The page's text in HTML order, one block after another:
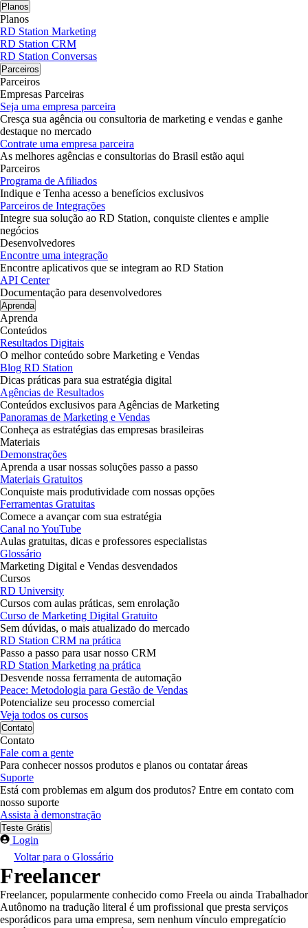
Planos
Planos
RD Station Marketing
RD Station CRM
RD Station Conversas
Parceiros
Parceiros
Empresas Parceiras
Seja uma empresa parceira
Cresça sua agência ou consultoria de marketing e vendas e ganhe
destaque no mercado
Contrate uma empresa parceira
As melhores agências e consultorias do Brasil estão aqui
Parceiros
Programa de Afiliados
Indique e Tenha acesso a benefícios exclusivos
Parceiros de Integrações
Integre sua solução ao RD Station, conquiste clientes e amplie
negócios
Desenvolvedores
Encontre uma integração
Encontre aplicativos que se integram ao RD Station
API Center
Documentação para desenvolvedores
Aprenda
Aprenda
Conteúdos
Resultados Digitais
O melhor conteúdo sobre Marketing e Vendas
Blog RD Station
Dicas práticas para sua estratégia digital
Agências de Resultados
Conteúdos exclusivos para Agências de Marketing
Panoramas de Marketing e Vendas
Conheça as estratégias das empresas brasileiras
Materiais
Demonstrações
Aprenda a usar nossas soluções passo a passo
Materiais Gratuitos
Conquiste mais produtividade com nossas opções
Ferramentas Gratuitas
Comece a avançar com sua estratégia
Canal no YouTube
Aulas gratuitas, dicas e professores especialistas
Glossário
Marketing Digital e Vendas desvendados
Cursos
RD University
Cursos com aulas práticas, sem enrolação
Curso de Marketing Digital Gratuito
Sem dúvidas, o mais atualizado do mercado
RD Station CRM na prática
Passo a passo para usar nosso CRM
RD Station Marketing na prática
Desvende nossa ferramenta de automação
Peace: Metodologia para Gestão de Vendas
Potencialize seu processo comercial
Veja todos os cursos
Contato
Contato
Fale com a gente
Para conhecer nossos produtos e planos ou contatar áreas
Suporte
Está com problemas em algum dos produtos? Entre em contato com
nosso suporte
Assista à demonstração
Teste Grátis
Login
Voltar para o Glossário
Freelancer
Freelancer, popularmente conhecido como Freela ou ainda Trabalhador
Autônomo na tradução literal é um profissional que presta serviços
esporádicos para uma empresa, sem nenhum vínculo empregatício